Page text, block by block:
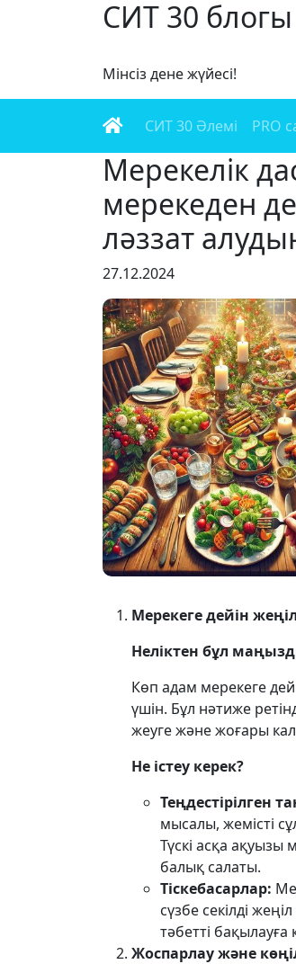
СИТ 30 блогы
Мінсіз дене жүйесі!
СИТ 30 Әлемі PRO
Мерекелік
мерекеден
ләззат
27.12.2024
Мерекеге дейін
Неліктен бұл
Көп адам мерекеге
үшін. Бұл нәтиже
жеуге және жоғары
Не істеу керек?
Теңдестірілген
мысалы, жемісті
Түскі асқа
балық салаты.
Тіскебасарлар:
сүзбе секілді
тәбетті бақылауға
Жоспарлау және